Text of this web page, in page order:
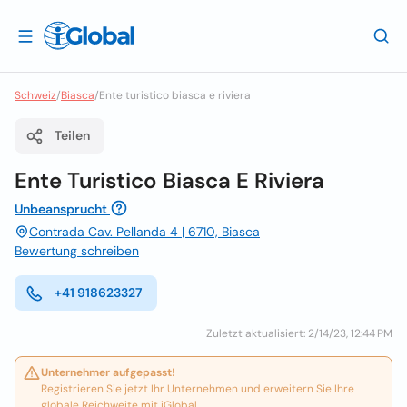
Schweiz/Biasca/Ente turistico biasca e riviera
Teilen
Ente Turistico Biasca E Riviera
Unbeansprucht
Contrada Cav. Pellanda 4 | 6710, Biasca
Bewertung schreiben
+41 918623327
Zuletzt aktualisiert: 2/14/23, 12:44 PM
Unternehmer aufgepasst!
Registrieren Sie jetzt Ihr Unternehmen und erweitern Sie Ihre